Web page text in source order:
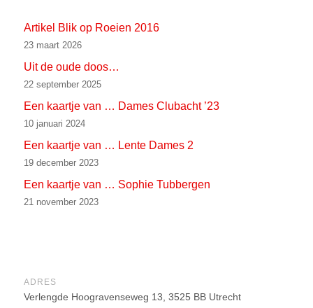
Artikel Blik op Roeien 2016
23 maart 2026
Uit de oude doos…
22 september 2025
Een kaartje van … Dames Clubacht ’23
10 januari 2024
Een kaartje van … Lente Dames 2
19 december 2023
Een kaartje van … Sophie Tubbergen
21 november 2023
ADRES
Verlengde Hoogravenseweg 13, 3525 BB Utrecht